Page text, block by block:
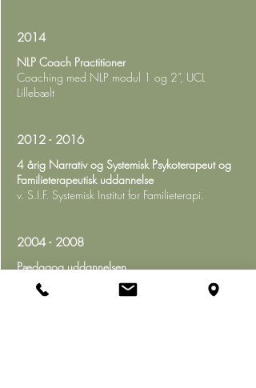
2014
NLP Coach Practitioner
Coaching med NLP modul 1 og 2”, UCL
Lillebælt
2012 - 2016
4 årig Narrativ og Systemisk Psykoterapeut og
Familieterapeutisk uddannelse
v. S.I.F. Systemisk Institut for Familieterapi.
2004 - 2008
Pædagog uddannelsen,
v. CVU-Fyn, Fyns Pædagogseminarium, Odense.